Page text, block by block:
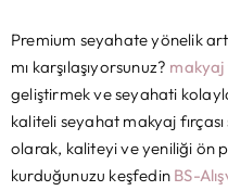
Premium seyahate yönelik
mı karşılaşıyorsunuz? makyaj
geliştirmek ve seyahati
kaliteli seyahat makyaj
olarak, kaliteyi ve yeniliği ön
kurduğunuzu keşfedin BS-